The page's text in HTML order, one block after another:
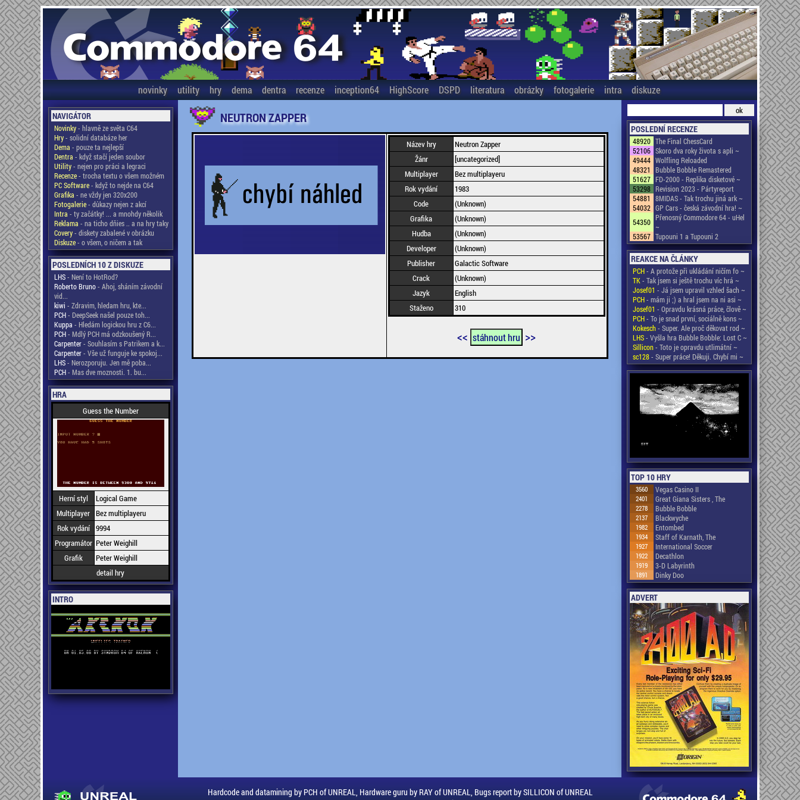
novinky utility hry dema dentra recenze inception64 HighScore DSPD literatura obrázky fotogalerie intra diskuze
NAVIGÁTOR
Novinky- hlavně ze světa C64
Hry- solidní databáze her
Dema - pouze ta nejlepší
Dentra - když stačí jeden soubor
Utility- nejen pro práci a legraci
Recenze- trocha textu o všem možném
PC Software- když to nejde na C64
Grafika - ne vždy jen 320x200
Fotogalerie- důkazy nejen z akcí
Intra - ty začátky! ... a mnohdy několik
Reklama - na ticho dňies .. a na hry taky
Covery- diskety zabalené v obrázku
Diskuze- o všem, o ničem a tak
POSLEDNÍCH 10 Z DISKUZE
LHS- Není to HotRod?
Roberto Bruno- Ahoj, sháním závodní
vid...
kiwi - Zdravim, hledam hru, kte...
PCH- DeepSeek našel pouze toh...
Kuppa - Hledám logickou hru z C6...
PCH- Mdlý PCH má odzkoušený R...
Carpenter- Souhlasím s Patrikem a k...
Carpenter- Vše už funguje ke spokoj...
LHS- Nerozporuju. Jen mě poba...
PCH- Mas dve moznosti. 1. bu...
HRA
Guess the Number
Herní styl
Logical Game
Multiplayer Bez multiplayeru
Rok vydání 9994
Programátor Peter Weighill
Grafik
Peter Weighill
detail hry
INTRO
NEUTRON ZAPPER
Název hry
Neutron Zapper
Žánr
[uncategorized]
Multiplayer
Bez multiplayeru
Rok vydání
1983
Code
(Unknown)
Grafika
(Unknown)
Hudba
(Unknown)
Developer
(Unknown)
Publisher
Galactic Software
Crack
(Unknown)
Jazyk
English
Staženo
310
<< stáhnout hru >>
POSLEDNÍ RECENZE
48920 The Final ChessCard
52106 Skoro dva roky života s apli ~
49444 Wolfling Reloaded
48321
Bubble Bobble Remastered
51627 FD-2000 - Replika disketové ~
53298 Revision 2023 - Pártyreport
54881
8MIDAS - Tak trochu jiná ark ~
54032 GP Cars - česká závodní hra! ~
54350 Přenosný Commodore 64 - uHel
~
53567 Tupouni 1 a Tupouni 2
REAKCE NA ČLÁNKY
PCH- A protože při ukládání ničím fo ~
TK- Tak jsem si ještě trochu víc hrá ~
Josef01 - Já jsem upravil vzhled šach ~
PCH- mám ji ;) a hral jsem na ni asi ~
Josef01 - Opravdu krásná práce, člově ~
PCH- To je snad první, sociálně kons ~
Kokesch- Super. Ale proč děkovat rod ~
LHS- Vyšla hra Bubble Bobble: Lost C ~
Sillicon- Toto je opravdu utlimátní ~
sc128- Super práce! Děkuji. Chybí mi ~
TOP 10 HRY
3560 Vegas Casino II
2401 Great Giana Sisters , The
2278 Bubble Bobble
2137 Blackwyche
1982 Entombed
1934 Staff of Karnath, The
1927 International Soccer
1922 Decathlon
1919 3-D Labyrinth
1891 Dinky Doo
ADVERT
Hardcode and datamining by PCH of UNREAL, Hardware guru by RAY of UNREAL, Bugs report by SILLICON of UNREAL